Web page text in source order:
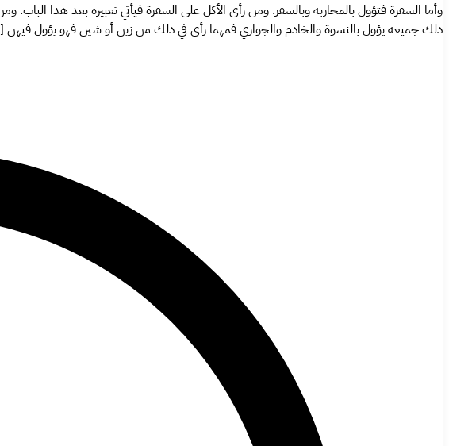
وأما السفرة فتؤول بالمحاربة وبالسفر. ومن رأى الأكل على السفرة فيأتي تعبيره بعد هذا
ذلك جميعه يؤول بالنسوة والخادم والجواري فمهما رأى في ذلك من زين أو شين فهو يؤول